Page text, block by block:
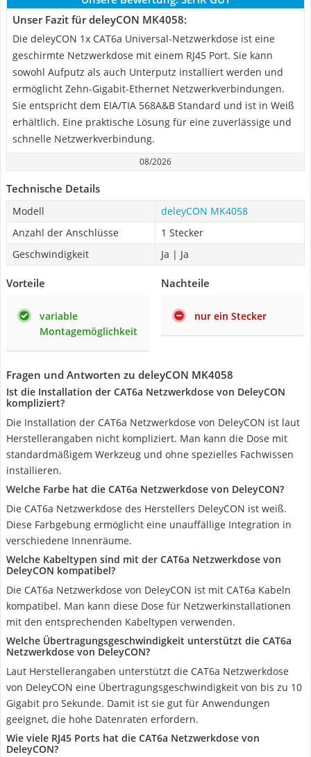
Unser Fazit für deleyCON MK4058:
Die deleyCON 1x CAT6a Universal-Netzwerkdose ist eine
geschirmte Netzwerkdose mit einem RJ45 Port. Sie kann
sowohl Aufputz als auch Unterputz installiert werden und
ermöglicht Zehn-Gigabit-Ethernet Netzwerkverbindungen.
Sie entspricht dem EIA/TIA 568A&B Standard und ist in Weiß
erhältlich. Eine praktische Lösung für eine zuverlässige und
schnelle Netzwerkverbindung.
08/2026
Technische Details
Modell
deleyCON MK4058
Anzahl der Anschlüsse
1 Stecker
Geschwindigkeit
Ja | Ja
Vorteile
variable
Montagemöglichkeit
Nachteile
nur ein Stecker
Fragen und Antworten zu deleyCON MK4058
Ist die Installation der CAT6a Netzwerkdose von DeleyCON
kompliziert?
Die Installation der CAT6a Netzwerkdose von DeleyCON ist laut
Herstellerangaben nicht kompliziert. Man kann die Dose mit
standardmäßigem Werkzeug und ohne spezielles Fachwissen
installieren.
Welche Farbe hat die CAT6a Netzwerkdose von DeleyCON?
Die CAT6a Netzwerkdose des Herstellers DeleyCON ist weiß.
Diese Farbgebung ermöglicht eine unauffällige Integration in
verschiedene Innenräume.
Welche Kabeltypen sind mit der CAT6a Netzwerkdose von
DeleyCON kompatibel?
Die CAT6a Netzwerkdose von DeleyCON ist mit CAT6a Kabeln
kompatibel. Man kann diese Dose für Netzwerkinstallationen
mit den entsprechenden Kabeltypen verwenden.
Welche Übertragungsgeschwindigkeit unterstützt die CAT6a
Netzwerkdose von DeleyCON?
Laut Herstellerangaben unterstützt die CAT6a Netzwerkdose
von DeleyCON eine Übertragungsgeschwindigkeit von bis zu 10
Gigabit pro Sekunde. Damit ist sie gut für Anwendungen
geeignet, die hohe Datenraten erfordern.
Wie viele RJ45 Ports hat die CAT6a Netzwerkdose von
DeleyCON?